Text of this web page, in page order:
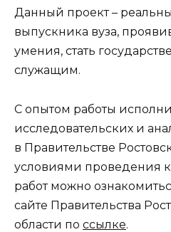
Данный проект –
выпускника вуза,
умения, стать
служащим.
С опытом работы
исследовательских и
в Правительстве
условиями проведения
работ можно
сайте Правительства
области по ссылке.